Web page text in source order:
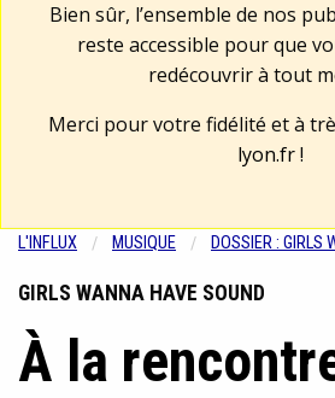
Bien sûr, l’ensemble de nos
reste accessible pour que
redécouvrir à tout
Merci pour votre fidélité et à
lyon.fr!
L'INFLUX MUSIQUE DOSSIER : GIRLS
GIRLS WANNA HAVE SOUND
À la